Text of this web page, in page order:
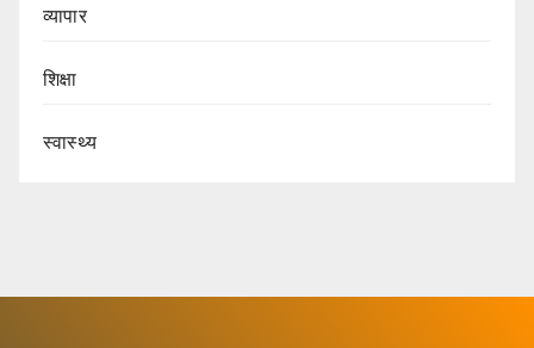
व्यापार
शिक्षा
स्वास्थ्य